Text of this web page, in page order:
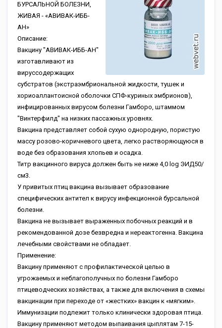
БУРСАЛЬНОЙ БОЛЕЗНИ,
ЖИВАЯ - «АВИВАК-ИББ-
АН»
Описание:
Вакцину "АВИВАК-ИББ-АН"
изготавливают из
вируссодержащих
субстратов (экстраэмбриональной жидкости, тушек и
хориоаллантоисной оболочки СПФ-куриных эмбрионов),
инфицированных вирусом болезни Гамборо, штаммом
"Винтерфилд" на низких пассажных уровнях.
Вакцина представляет собой сухую однородную, пористую
массу розово-коричневого цвета, легко растворяющуюся в
воде без образования хлопьев и осадка.
Титр вакцинного вируса должен быть не ниже 4,0 log ЭИД50/
см3.
У привитых птиц вакцина вызывает образование
специфических антител к вирусу инфекционной бурсальной
болезни.
Вакцина не вызывает выраженных побочных реакций и в
рекомендованной дозе безвредна и нереактогенна. Вакцина
лечебными свойствами не обладает.
Применение:
Вакцину применяют с профилактической целью в
угрожаемых и неблагополучных по болезни Гамборо
птицеводческих хозяйствах, а также для включения в схемы
вакцинации при переходе от «жестких» вакцин к «мягким».
Иммунизации подлежит только клинически здоровая птица.
Вакцину применяют методом выпаивания цыплятам 7-15-